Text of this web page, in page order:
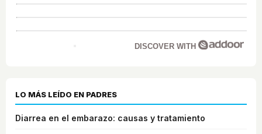
DISCOVER WITH
LO MÁS LEÍDO EN PADRES
Diarrea en el embarazo: causas y tratamiento